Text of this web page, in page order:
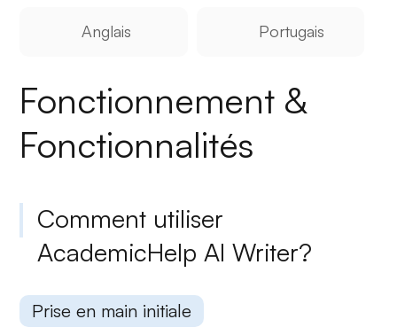
Anglais Portugais
Fonctionnement &
Fonctionnalités
Comment utiliser
AcademicHelp AI Writer?
Prise en main initiale